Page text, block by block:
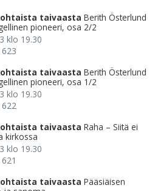
taivaasta Berith Österlund
pioneeri, osa 2/2
klo 19.30
623
taivaasta Berith Österlund
pioneeri, osa 1/2
klo 19.30
622
taivaasta Raha – Siitä ei
kirkossa
klo 19.30
taivaasta Pääsiäisen